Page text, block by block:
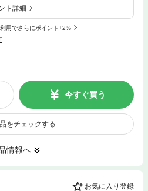
ト詳細
用でさらにポイント+2%
今すぐ買う
をチェックする
情報へ
お気に入り登録